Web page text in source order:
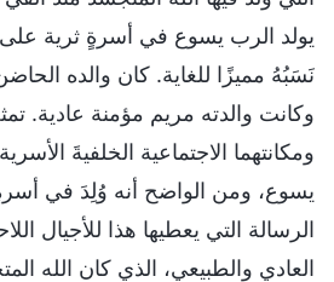
يولد الرب يسوع في أسرةٍ ثرية
نَسَبُهُ مميزًا للغاية. كان والده
وكانت والدته مريم مؤمنة عادية.
ومكانتهما الاجتماعية الخلفيةَ
يسوع، ومن الواضح أنه وُلِدَ في
الرسالة التي يعطيها هذا للأجيال
العادي والطبيعي، الذي كان الله